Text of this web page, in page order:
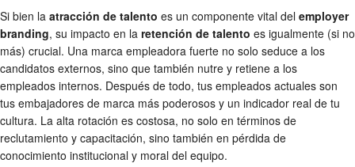
Si bien la atracción de talento es un componente vital del employer
branding, su impacto en la retención de talento es igualmente (si no
más) crucial. Una marca empleadora fuerte no solo seduce a los
candidatos externos, sino que también nutre y retiene a los
empleados internos. Después de todo, tus empleados actuales son
tus embajadores de marca más poderosos y un indicador real de tu
cultura. La alta rotación es costosa, no solo en términos de
reclutamiento y capacitación, sino también en pérdida de
conocimiento institucional y moral del equipo.